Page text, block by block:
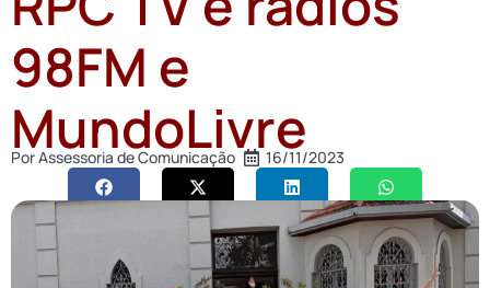
98FM e
MundoLivre
PorAssessoria de Comunicação 16/11/2023